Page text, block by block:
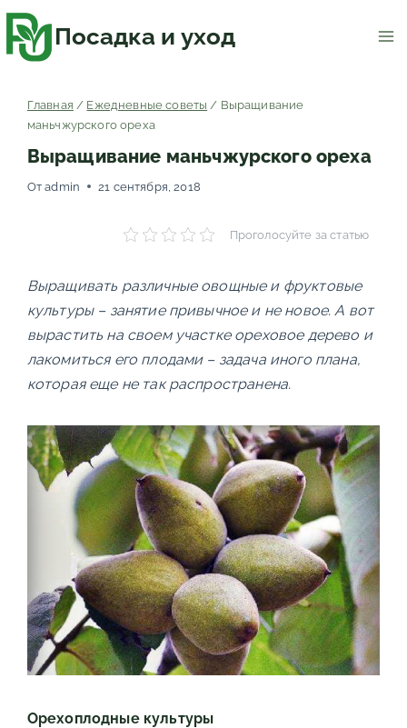
содержимомуПосадка и уход
Главная / Ежедневные советы / Выращивание
маньчжурского ореха
Выращивание маньчжурского ореха
От admin 21 сентября, 2018
Проголосуйте за статью
Выращивать различные овощные и фруктовые
культуры – занятие привычное и не новое. А вот
вырастить на своем участке ореховое дерево и
лакомиться его плодами – задача иного плана,
которая еще не так распространена.
Орехоплодные культуры